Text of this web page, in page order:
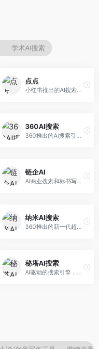
学术AI搜索
点点
小红书推出的AI搜索应用，专注于生活方式内容搜索。面向小红书用户，提供生活攻略、消费决策、内容推荐等服务，生活方式内容丰富。
360AI搜索
360推出的AI搜索引擎，专注于安全智能搜索。面向普通用户，提供智能问答、网页搜索、内容整理等服务，安全防护能力强。
链企AI
AI商业搜索和标书写作工具，专注于企业服务场景。面向企业用户，提供商业信息搜索、标书生成、企业分析等服务，商业信息专业。
纳米AI搜索
360推出的新一代超级AI搜索，深度整合360搜索资源。面向普通用户，提供智能问答、多模态搜索、内容生成等服务，安全可靠。
秘塔AI搜索
AI驱动的搜索引擎，专注于无广告直达结果。面向研究者和信息获取需求者，提供深度搜索、来源标注、答案整理等服务，搜索结果干净准确，信息可信度高。